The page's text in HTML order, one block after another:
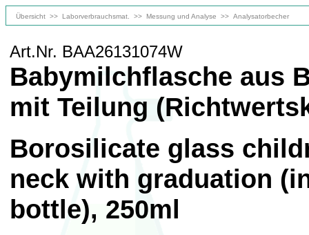
Übersicht >> Laborverbrauchsmat. >> Messung und Analyse >> Analysatorbecher
Art.Nr. BAA26131074W
Babymilchflasche aus
mit Teilung
Borosilicate glass
neck with graduation
bottle), 250ml